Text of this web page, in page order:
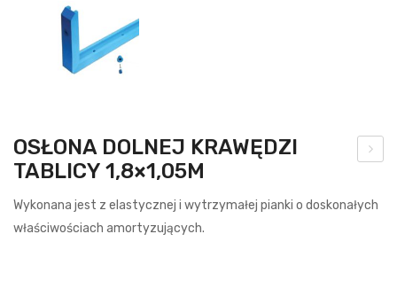
cz
OSŁONA DOLNEJ KRAWĘDZI
TABLICY 1,8×1,05M
Wykonana jest z elastycznej i wytrzymałej pianki o doskonałych
właściwościach amortyzujących.